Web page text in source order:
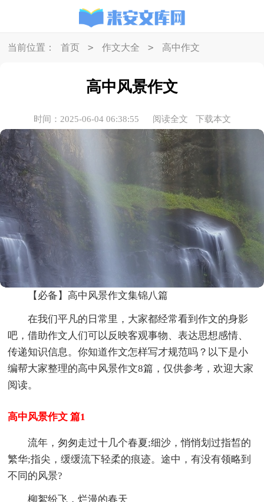
当前位置： 首页 > 作文大全 > 高中作文
高中风景作文
时间：2025-06-04 06:38:55 阅读全文 下载本文
【必备】高中风景作文集锦八篇
在我们平凡的日常里，大家都经常看到作文的身影
吧，借助作文人们可以反映客观事物、表达思想感情、
传递知识信息。你知道作文怎样写才规范吗？以下是小
编帮大家整理的高中风景作文8篇，仅供参考，欢迎大家
阅读。
高中风景作文 篇1
流年，匆匆走过十几个春夏;细沙，悄悄划过指皙的
繁华;指尖，缓缓流下轻柔的痕迹。途中，有没有领略到
不同的风景?
柳絮纷飞，烂漫的春天